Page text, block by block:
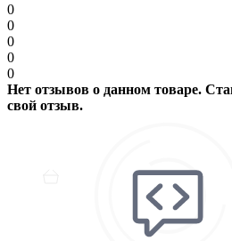
0
0
0
0
0
Нет отзывов о данном товаре.
свой отзыв.